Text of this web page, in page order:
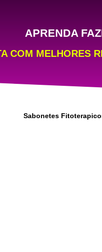
APRENDA
COM MELHORES
Sabonetes